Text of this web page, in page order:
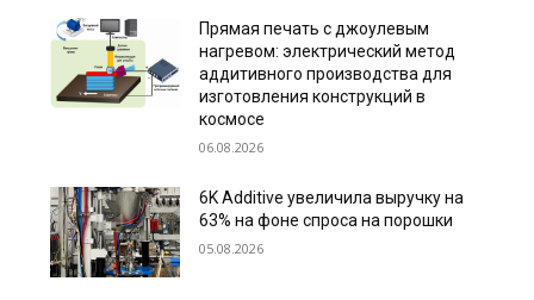
Прямая печать с джоулевым
нагревом: электрический метод
аддитивного производства для
изготовления конструкций в
космосе
06.08.2026
6K Additive увеличила выручку на
63% на фоне спроса на порошки
05.08.2026